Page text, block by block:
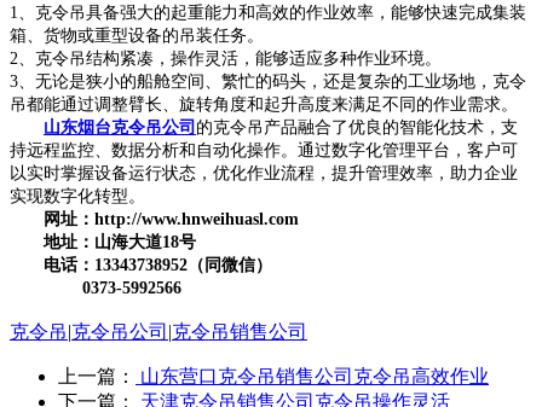
1、克令吊具备强大的起重能力和高效的作业效率，能够快速完成集装
箱、货物或重型设备的吊装任务。
2、克令吊结构紧凑，操作灵活，能够适应多种作业环境。
3、无论是狭小的船舱空间、繁忙的码头，还是复杂的工业场地，克令
吊都能通过调整臂长、旋转角度和起升高度来满足不同的作业需求。
山东烟台克令吊公司 的克令吊产品融合了优良的智能化技术，支
持远程监控、数据分析和自动化操作。通过数字化管理平台，客户可
以实时掌握设备运行状态，优化作业流程，提升管理效率，助力企业
实现数字化转型。
网址：http://www.hnweihuasl.com
地址：山海大道18号
电话：13343738952（同微信）
0373-5992566
克令吊|克令吊公司 |克令吊销售公司
上一篇：
山东营口克令吊销售公司克令吊高效作业
下一篇：
天津克令吊销售公司克令吊操作灵活